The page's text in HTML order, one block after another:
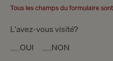
Tous les champs du formulaire
L'avez-vous visité?
OUI
NON